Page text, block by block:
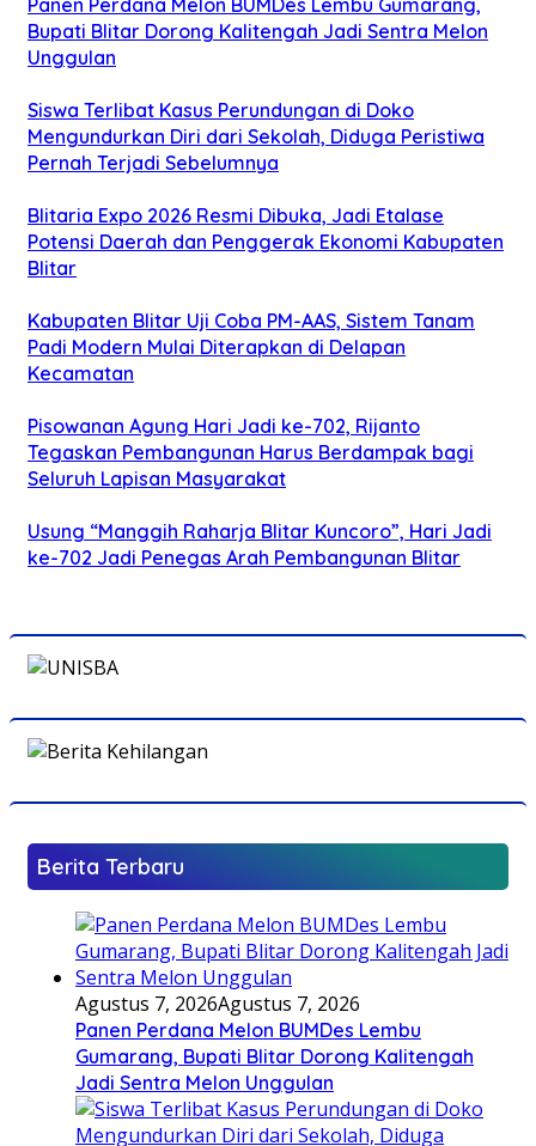
Bupati Blitar Dorong Kalitengah Jadi Sentra Melon
Unggulan
Siswa Terlibat Kasus Perundungan di Doko
Mengundurkan Diri dari Sekolah, Diduga Peristiwa
Pernah Terjadi Sebelumnya
Blitaria Expo 2026 Resmi Dibuka, Jadi Etalase
Potensi Daerah dan Penggerak Ekonomi Kabupaten
Blitar
Kabupaten Blitar Uji Coba PM-AAS, Sistem Tanam
Padi Modern Mulai Diterapkan di Delapan
Kecamatan
Pisowanan Agung Hari Jadi ke-702, Rijanto
Tegaskan Pembangunan Harus Berdampak bagi
Seluruh Lapisan Masyarakat
Usung “Manggih Raharja Blitar Kuncoro”, Hari Jadi
ke-702 Jadi Penegas Arah Pembangunan Blitar
Berita Terbaru
Agustus 7, 2026Agustus 7, 2026
Panen Perdana Melon BUMDes Lembu
Gumarang, Bupati Blitar Dorong Kalitengah
Jadi Sentra Melon Unggulan